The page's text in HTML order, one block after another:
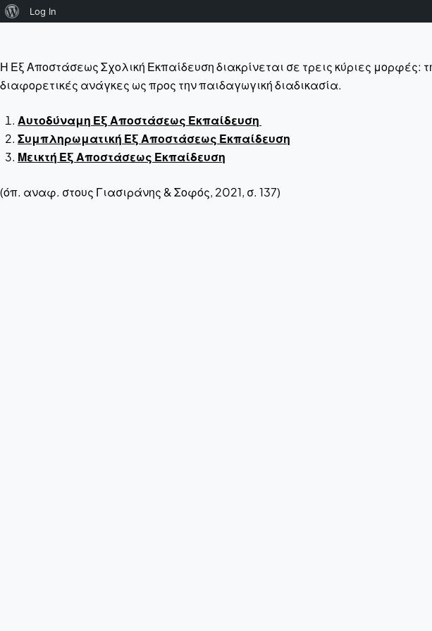
About
Log In
Η Εξ Αποστάσεως Σχολική Εκπαίδευση διακρίνεται σε τρεις κύριες
διαφορετικές ανάγκες ως προς την παιδαγωγική διαδικασία.
Αυτοδύναμη Εξ Αποστάσεως Εκπαίδευση
Συμπληρωματική Εξ Αποστάσεως Εκπαίδευση
Μεικτή Εξ Αποστάσεως Εκπαίδευση
(όπ. αναφ. στους Γιασιράνης & Σοφός, 2021, σ. 137)